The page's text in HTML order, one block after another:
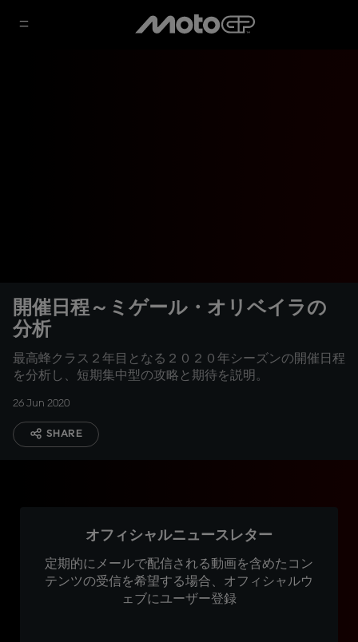
開催日程～ミゲール・オリベイラの
分析
最高蜂クラス２年目となる２０２０年シーズンの開催日程
を分析し、短期集中型の攻略と期待を説明。
26 Jun 2020
SHARE
オフィシャルニュースレター
定期的にメールで配信される動画を含めたコン
テンツの受信を希望する場合、オフィシャルウ
ェブにユーザー登録